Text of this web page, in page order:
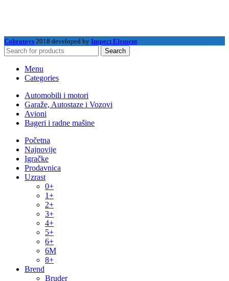
Cobratoys 2018 developed by Inspect Element
Search
Menu
Categories
Automobili i motori
Garaže, Autostaze i Vozovi
Avioni
Bageri i radne mašine
Početna
Najnovije
Igračke
Prodavnica
Uzrast
0+
1+
2+
3+
4+
5+
6+
6M
8+
Brend
Bruder